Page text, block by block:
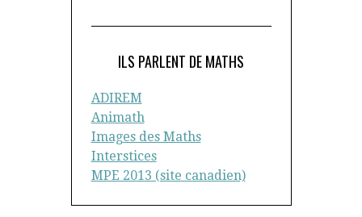
ILS PARLENT DE MATHS
ADIREM
Animath
Images des Maths
Interstices
MPE 2013 (site canadien)